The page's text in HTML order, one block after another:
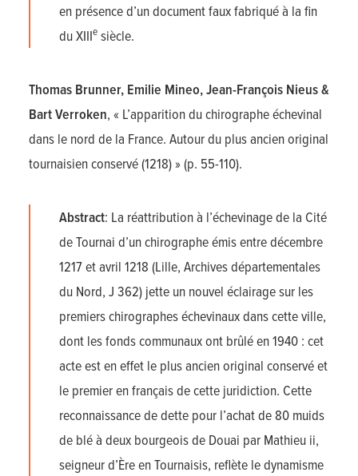
en présence d’un document faux fabriqué à la fin
du XIIIe siècle.
Thomas Brunner, Emilie Mineo, Jean-François Nieus &
Bart Verroken, « L’apparition du chirographe échevinal
dans le nord de la France. Autour du plus ancien original
tournaisien conservé (1218) » (p. 55-110).
Abstract: La réattribution à l’échevinage de la Cité
de Tournai d’un chirographe émis entre décembre
1217 et avril 1218 (Lille, Archives départementales
du Nord, J 362) jette un nouvel éclairage sur les
premiers chirographes échevinaux dans cette ville,
dont les fonds communaux ont brûlé en 1940 : cet
acte est en effet le plus ancien original conservé et
le premier en français de cette juridiction. Cette
reconnaissance de dette pour l’achat de 80 muids
de blé à deux bourgeois de Douai par Mathieu ii,
seigneur d’Ère en Tournaisis, reflète le dynamisme